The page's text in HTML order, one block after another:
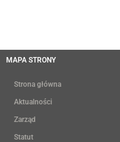
MAPA STRONY
Strona główna
Aktualności
Zarząd
Statut